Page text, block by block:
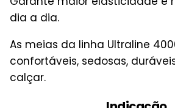
dia a dia.
As meias da linha Ultraline
confortáveis, sedosas,
calçar.